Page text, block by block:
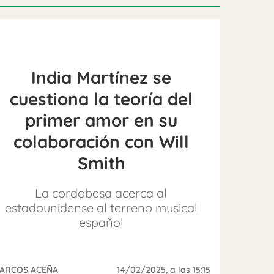
India Martínez se
cuestiona la teoría del
primer amor en su
colaboración con Will
Smith
La cordobesa acerca al
estadounidense al terreno musical
español
ACEÑA 14/02/2025, a las 15:15